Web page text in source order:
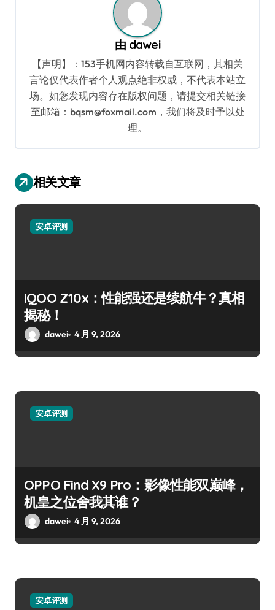
由 dawei
【声明】：153手机网内容转载自互联网，其相关
言论仅代表作者个人观点绝非权威，不代表本站立
场。如您发现内容存在版权问题，请提交相关链接
至邮箱：bqsm@foxmail.com，我们将及时予以处
理。
相关文章
安卓评测
iQOO Z10x：性能强还是续航牛？真相
揭秘！
dawei 4 月 9, 2026
安卓评测
OPPO Find X9 Pro：影像性能双巅峰，
机皇之位舍我其谁？
dawei 4 月 9, 2026
安卓评测